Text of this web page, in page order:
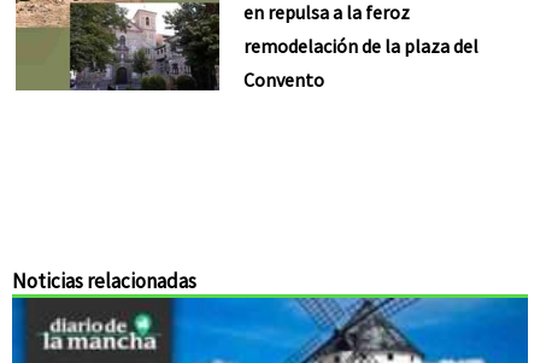
en repulsa a la feroz
remodelación de la plaza del
Convento
Noticias relacionadas